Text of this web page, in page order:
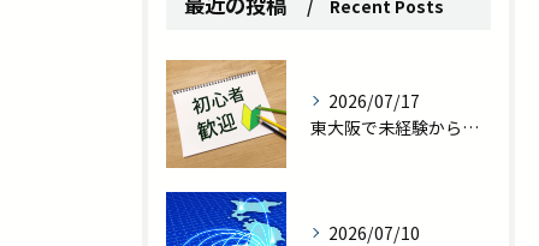
Recent Posts
2026/07/17
東大阪で未経験から職人へ｜転勤なしの現場作業員で一生モノの技術を
2026/07/10